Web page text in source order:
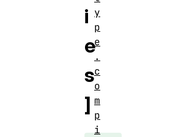
i
e
s
]
y
p
e
.
c
o
m
p
i